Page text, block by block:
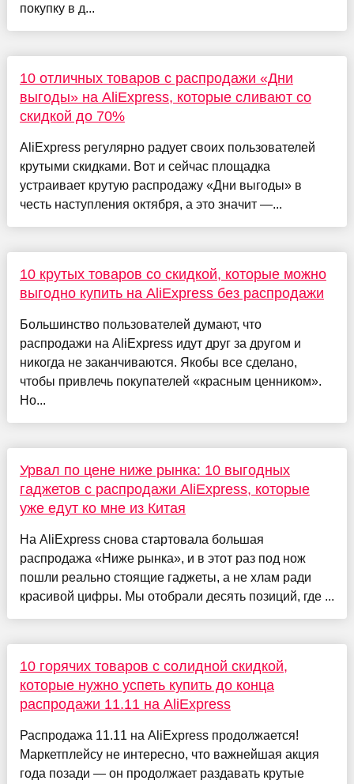
покупку в д...
10 отличных товаров с распродажи «Дни
выгоды» на AliExpress, которые сливают со
скидкой до 70%
AliExpress регулярно радует своих пользователей
крутыми скидками. Вот и сейчас площадка
устраивает крутую распродажу «Дни выгоды» в
честь наступления октября, а это значит —...
10 крутых товаров со скидкой, которые можно
выгодно купить на AliExpress без распродажи
Большинство пользователей думают, что
распродажи на AliExpress идут друг за другом и
никогда не заканчиваются. Якобы все сделано,
чтобы привлечь покупателей «красным ценником».
Но...
Урвал по цене ниже рынка: 10 выгодных
гаджетов с распродажи AliExpress, которые
уже едут ко мне из Китая
На AliExpress снова стартовала большая
распродажа «Ниже рынка», и в этот раз под нож
пошли реально стоящие гаджеты, а не хлам ради
красивой цифры. Мы отобрали десять позиций, где ...
10 горячих товаров с солидной скидкой,
которые нужно успеть купить до конца
распродажи 11.11 на AliExpress
Распродажа 11.11 на AliExpress продолжается!
Маркетплейсу не интересно, что важнейшая акция
года позади — он продолжает раздавать крутые